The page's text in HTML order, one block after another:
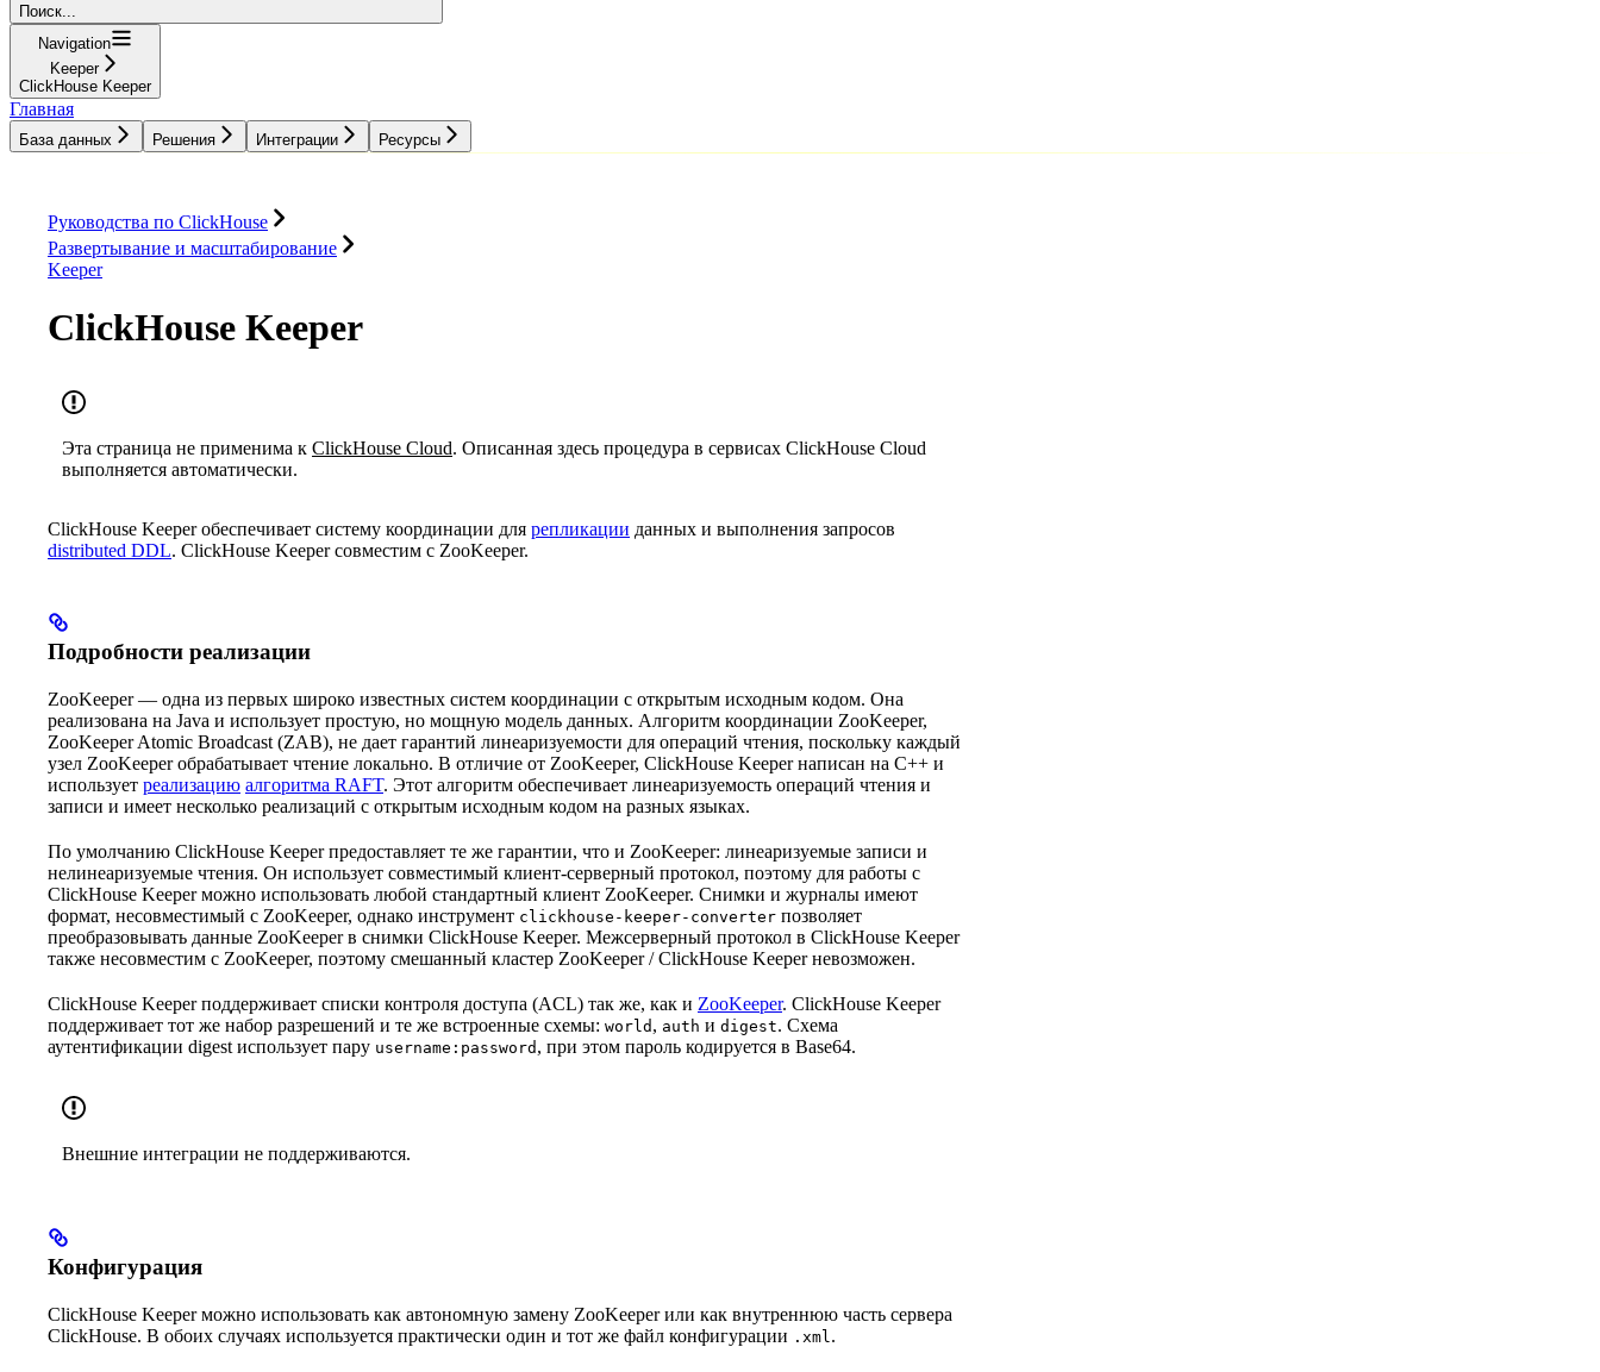
Поиск...
Navigation
Keeper
ClickHouse Keeper
Главная
База данных Решения Интеграции Ресурсы
Руководства по ClickHouse
Развертывание и масштабирование
Keeper
ClickHouse Keeper
Эта страница не применима к ClickHouse Cloud. Описанная здесь процедура в сервисах ClickHouse Cloud
выполняется автоматически.
ClickHouse Keeper обеспечивает систему координации для репликации данных и выполнения запросов
distributed DDL. ClickHouse Keeper совместим с ZooKeeper.
Подробности реализации
ZooKeeper — одна из первых широко известных систем координации с открытым исходным кодом. Она
реализована на Java и использует простую, но мощную модель данных. Алгоритм координации ZooKeeper,
ZooKeeper Atomic Broadcast (ZAB), не дает гарантий линеаризуемости для операций чтения, поскольку каждый
узел ZooKeeper обрабатывает чтение локально. В отличие от ZooKeeper, ClickHouse Keeper написан на C++ и
использует реализацию алгоритма RAFT. Этот алгоритм обеспечивает линеаризуемость операций чтения и
записи и имеет несколько реализаций с открытым исходным кодом на разных языках.
По умолчанию ClickHouse Keeper предоставляет те же гарантии, что и ZooKeeper: линеаризуемые записи и
нелинеаризуемые чтения. Он использует совместимый клиент-серверный протокол, поэтому для работы с
ClickHouse Keeper можно использовать любой стандартный клиент ZooKeeper. Снимки и журналы имеют
формат, несовместимый с ZooKeeper, однако инструмент clickhouse-keeper-converter позволяет
преобразовывать данные ZooKeeper в снимки ClickHouse Keeper. Межсерверный протокол в ClickHouse Keeper
также несовместим с ZooKeeper, поэтому смешанный кластер ZooKeeper / ClickHouse Keeper невозможен.
ClickHouse Keeper поддерживает списки контроля доступа (ACL) так же, как и ZooKeeper. ClickHouse Keeper
поддерживает тот же набор разрешений и те же встроенные схемы: world , auth и digest. Схема
аутентификации digest использует пару username:password , при этом пароль кодируется в Base64.
Внешние интеграции не поддерживаются.
Конфигурация
ClickHouse Keeper можно использовать как автономную замену ZooKeeper или как внутреннюю часть сервера
ClickHouse. В обоих случаях используется практически один и тот же файл конфигурации .xml.